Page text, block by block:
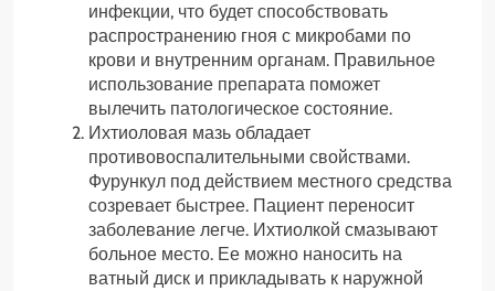
инфекции, что будет способствовать
распространению гноя с микробами по
крови и внутренним органам. Правильное
использование препарата поможет
вылечить патологическое состояние.
Ихтиоловая мазь обладает
противовоспалительными свойствами.
Фурункул под действием местного средства
созревает быстрее. Пациент переносит
заболевание легче. Ихтиолкой смазывают
больное место. Ее можно наносить на
ватный диск и прикладывать к наружной